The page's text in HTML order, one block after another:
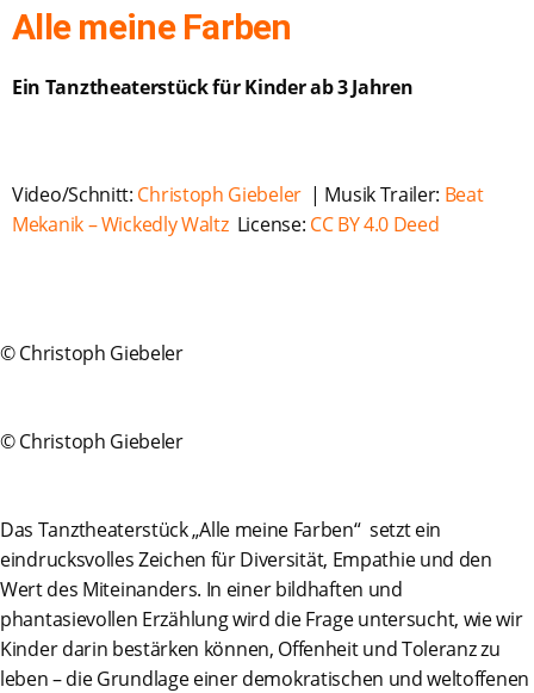
Alle meine Farben
Ein Tanztheaterstück für Kinder ab 3 Jahren
Video/Schnitt: Christoph Giebeler| Musik Trailer: Beat
Mekanik – Wickedly Waltz License: CC BY 4.0 Deed
© Christoph Giebeler
© Christoph Giebeler
Das Tanztheaterstück „Alle meine Farben“ setzt ein
eindrucksvolles Zeichen für Diversität, Empathie und den
Wert des Miteinanders. In einer bildhaften und
phantasievollen Erzählung wird die Frage untersucht, wie wir
Kinder darin bestärken können, Offenheit und Toleranz zu
leben – die Grundlage einer demokratischen und weltoffenen